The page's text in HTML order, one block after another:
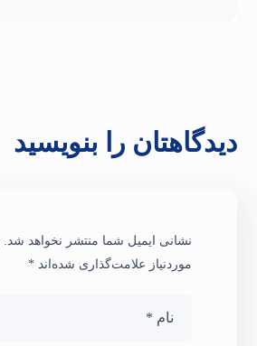
دیدگاهتان را بنویسید
نشانی ایمیل شما منتشر نخواهد شد.
موردنیاز علامت‌گذاری شده‌اند*